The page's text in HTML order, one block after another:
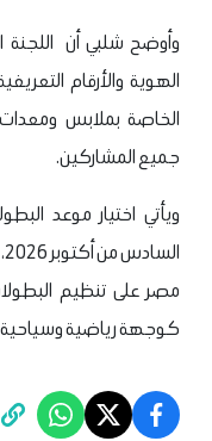
وأوضح شلبي أن اللجنة
الهوية والأرقام
الخاصة بملابس
جميع المشاركين.
ويأتي اختيار موعد
مصر على تنظيم
كوجهة رياضية وسياحية